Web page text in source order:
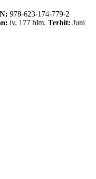
978-623-174-779-2
iv, 177 hlm. Terbit: Juni